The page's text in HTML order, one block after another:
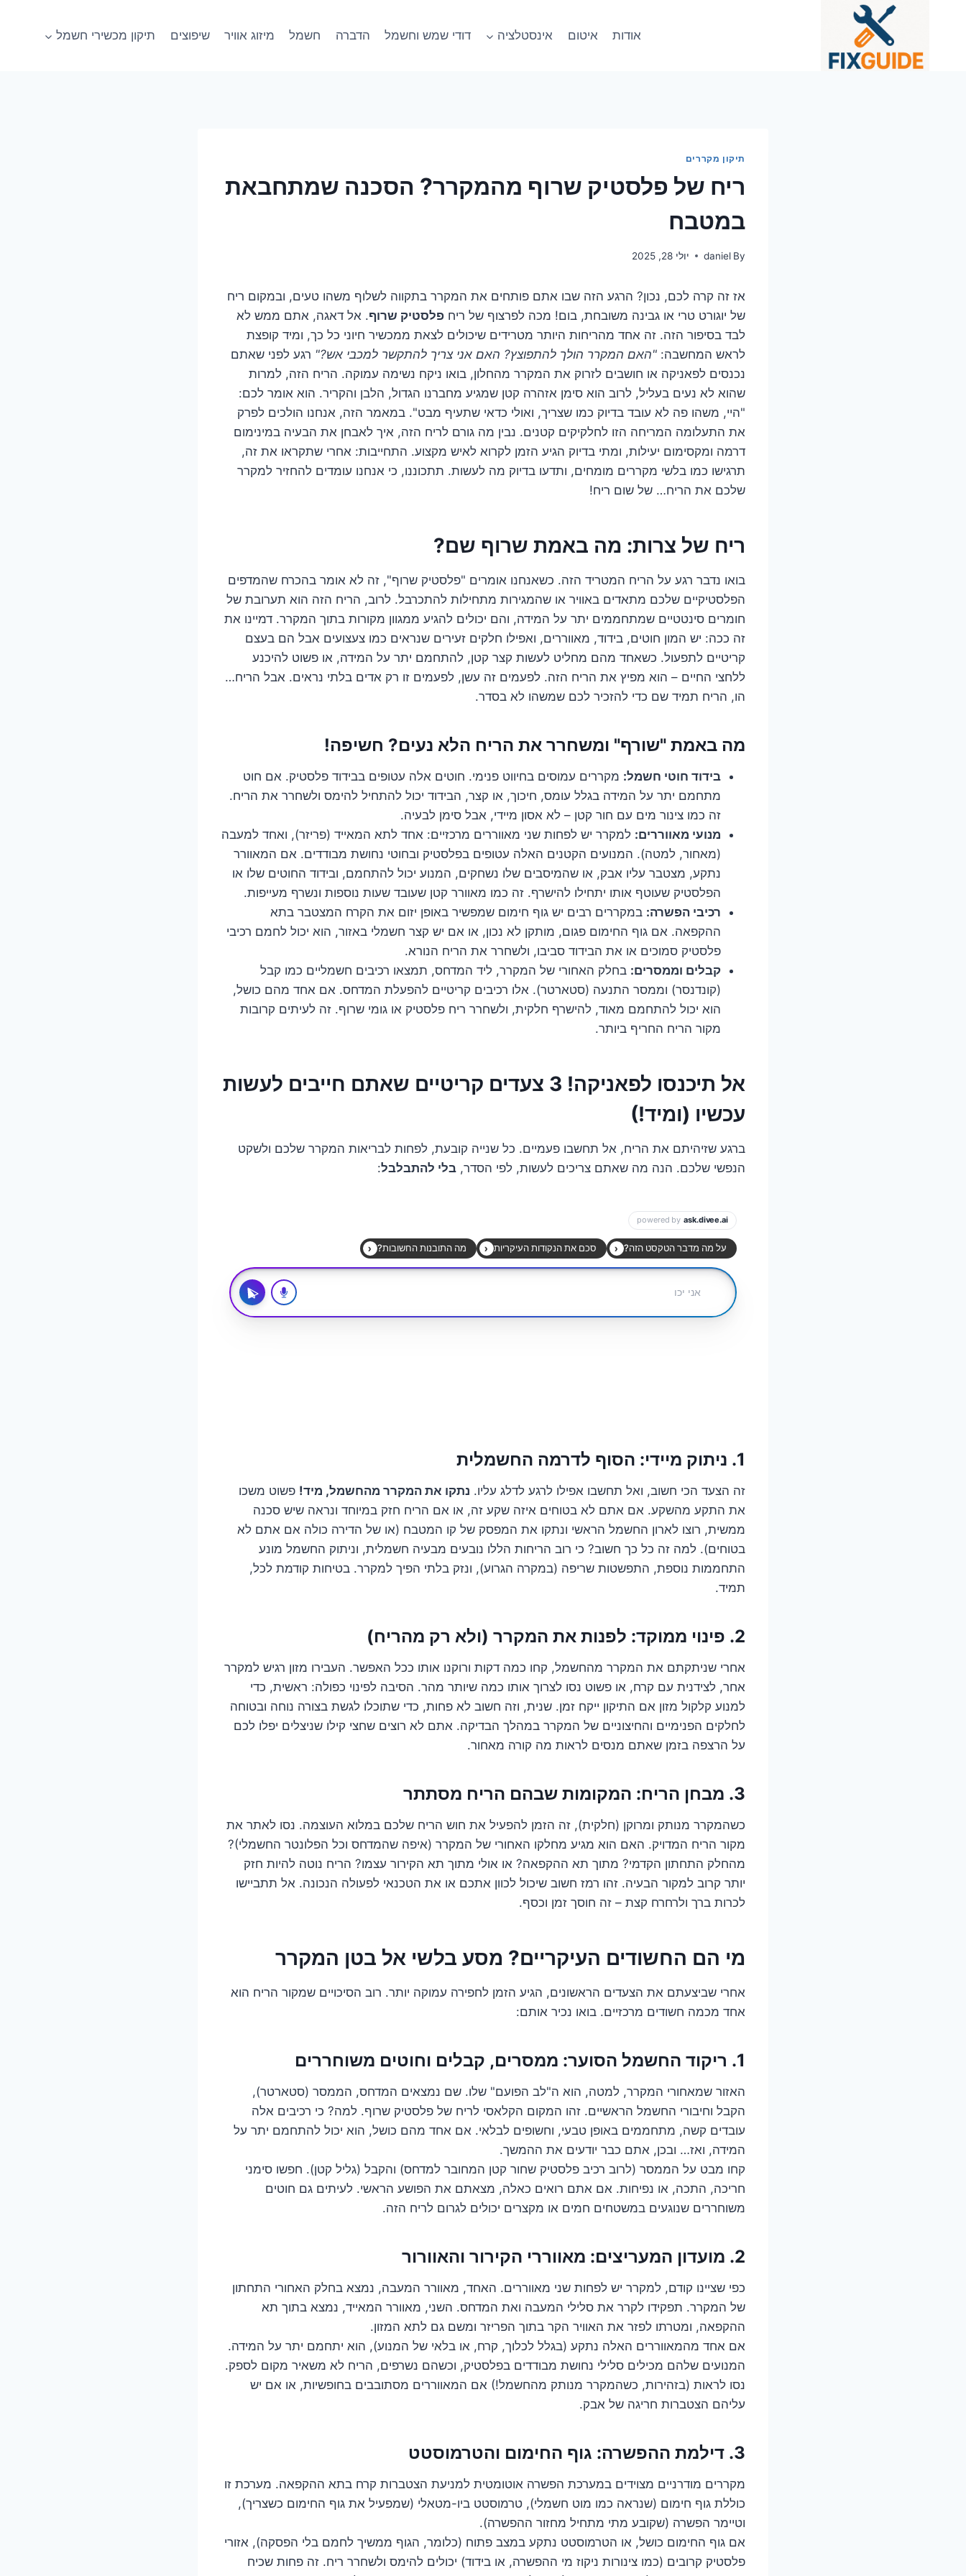
אודות איטום אינסטלציה דודי שמש וחשמל הדברה חשמל מיזוג אוויר שיפוצים תיקון מכשירי חשמל
תיקון מקררים
ריח של פלסטיק שרוף מהמקרר? הסכנה שמתחבאת
במטבח
By
daniel יולי 28, 2025
אז זה קרה לכם, נכון? הרגע הזה שבו אתם פותחים את המקרר בתקווה לשלוף משהו טעים, ובמקום ריח
של יוגורט טרי או גבינה משובחת, בום! מכה לפרצוף של ריח פלסטיק שרוף. אל דאגה, אתם ממש לא
לבד בסיפור הזה. זה אחד מהריחות היותר מטרידים שיכולים לצאת ממכשיר חיוני כל כך, ומיד קופצת
לראש המחשבה: "האם המקרר הולך להתפוצץ? האם אני צריך להתקשר למכבי אש?" רגע לפני שאתם
נכנסים לפאניקה או חושבים לזרוק את המקרר מהחלון, בואו ניקח נשימה עמוקה. הריח הזה, למרות
שהוא לא נעים בעליל, לרוב הוא סימן אזהרה קטן שמגיע מחברנו הגדול, הלבן והקריר. הוא אומר לכם:
"היי, משהו פה לא עובד בדיוק כמו שצריך, ואולי כדאי שתעיף מבט". במאמר הזה, אנחנו הולכים לפרק
את התעלומה המריחה הזו לחלקיקים קטנים. נבין מה גורם לריח הזה, איך לאבחן את הבעיה במינימום
דרמה ומקסימום יעילות, ומתי בדיוק הגיע הזמן לקרוא לאיש מקצוע. התחייבות: אחרי שתקראו את זה,
תרגישו כמו בלשי מקררים מומחים, ותדעו בדיוק מה לעשות. תתכוננו, כי אנחנו עומדים להחזיר למקרר
שלכם את הריח… של שום ריח!
ריח של צרות: מה באמת שרוף שם?
בואו נדבר רגע על הריח המטריד הזה. כשאנחנו אומרים "פלסטיק שרוף", זה לא אומר בהכרח שהמדפים
הפלסטיקיים שלכם מתאדים באוויר או שהמגירות מתחילות להתכרבל. לרוב, הריח הזה הוא תערובת של
חומרים סינטטיים שמתחממים יתר על המידה, והם יכולים להגיע ממגוון מקורות בתוך המקרר. דמיינו את
זה ככה: יש המון חוטים, בידוד, מאווררים, ואפילו חלקים זעירים שנראים כמו צעצועים אבל הם בעצם
קריטיים לתפעול. כשאחד מהם מחליט לעשות קצר קטן, להתחמם יתר על המידה, או פשוט להיכנע
ללחצי החיים – הוא מפיץ את הריח הזה. לפעמים זה עשן, לפעמים זו רק אדים בלתי נראים. אבל הריח…
הו, הריח תמיד שם כדי להזכיר לכם שמשהו לא בסדר.
מה באמת "שורף" ומשחרר את הריח הלא נעים? חשיפה!
בידוד חוטי חשמל: מקררים עמוסים בחיווט פנימי. חוטים אלה עטופים בבידוד פלסטיק. אם חוט
מתחמם יתר על המידה בגלל עומס, חיכוך, או קצר, הבידוד יכול להתחיל להימס ולשחרר את הריח.
זה כמו צינור מים עם חור קטן – לא אסון מיידי, אבל סימן לבעיה.
מנועי מאווררים: למקרר יש לפחות שני מאווררים מרכזיים: אחד לתא המאייד (פריזר), ואחד למעבה
(מאחור, למטה). המנועים הקטנים האלה עטופים בפלסטיק ובחוטי נחושת מבודדים. אם המאוורר
נתקע, מצטבר עליו אבק, או שהמיסבים שלו נשחקים, המנוע יכול להתחמם, ובידוד החוטים שלו או
הפלסטיק שעוטף אותו יתחילו להישרף. זה כמו מאוורר קטן שעובד שעות נוספות ונשרף מעייפות.
רכיבי הפשרה: במקררים רבים יש גוף חימום שמפשיר באופן יזום את הקרח המצטבר בתא
ההקפאה. אם גוף החימום פגום, מותקן לא נכון, או אם יש קצר חשמלי באזור, הוא יכול לחמם רכיבי
פלסטיק סמוכים או את הבידוד סביבו, ולשחרר את הריח הנורא.
קבלים וממסרים: בחלק האחורי של המקרר, ליד המדחס, תמצאו רכיבים חשמליים כמו קבל
(קונדנסר) וממסר התנעה (סטארטר). אלו רכיבים קריטיים להפעלת המדחס. אם אחד מהם כושל,
הוא יכול להתחמם מאוד, להישרף חלקית, ולשחרר ריח פלסטיק או גומי שרוף. זה לעיתים קרובות
מקור הריח החריף ביותר.
אל תיכנסו לפאניקה! 3 צעדים קריטיים שאתם חייבים לעשות
עכשיו (ומיד!)
ברגע שזיהיתם את הריח, אל תחשבו פעמיים. כל שנייה קובעת, לפחות לבריאות המקרר שלכם ולשקט
הנפשי שלכם. הנה מה שאתם צריכים לעשות, לפי הסדר, בלי להתבלבל:
1. ניתוק מיידי: הסוף לדרמה החשמלית
זה הצעד הכי חשוב, ואל תחשבו אפילו לרגע לדלג עליו. נתקו את המקרר מהחשמל, מיד! פשוט משכו
את התקע מהשקע. אם אתם לא בטוחים איזה שקע זה, או אם הריח חזק במיוחד ונראה שיש סכנה
ממשית, רוצו לארון החשמל הראשי ונתקו את המפסק של קו המטבח (או של הדירה כולה אם אתם לא
בטוחים). למה זה כל כך חשוב? כי רוב הריחות הללו נובעים מבעיה חשמלית, וניתוק החשמל מונע
התחממות נוספת, התפשטות שריפה (במקרה הגרוע), ונזק בלתי הפיך למקרר. בטיחות קודמת לכל,
תמיד.
2. פינוי ממוקד: לפנות את המקרר (ולא רק מהריח)
אחרי שניתקתם את המקרר מהחשמל, קחו כמה דקות ורוקנו אותו ככל האפשר. העבירו מזון רגיש למקרר
אחר, לצידנית עם קרח, או פשוט נסו לצרוך אותו כמה שיותר מהר. הסיבה לפינוי כפולה: ראשית, כדי
למנוע קלקול מזון אם התיקון ייקח זמן. שנית, וזה חשוב לא פחות, כדי שתוכלו לגשת בצורה נוחה ובטוחה
לחלקים הפנימיים והחיצוניים של המקרר במהלך הבדיקה. אתם לא רוצים שחצי קילו שניצלים יפלו לכם
על הרצפה בזמן שאתם מנסים לראות מה קורה מאחור.
3. מבחן הריח: המקומות שבהם הריח מסתתר
כשהמקרר מנותק ומרוקן (חלקית), זה הזמן להפעיל את חוש הריח שלכם במלוא העוצמה. נסו לאתר את
מקור הריח המדויק. האם הוא מגיע מחלקו האחורי של המקרר (איפה שהמדחס וכל הפלונטר החשמלי)?
מהחלק התחתון הקדמי? מתוך תא ההקפאה? או אולי מתוך תא הקירור עצמו? הריח נוטה להיות חזק
יותר קרוב למקור הבעיה. זהו רמז חשוב שיכול לכוון אתכם או את הטכנאי לפעולה הנכונה. אל תתביישו
לכרות ברך ולרחרח קצת – זה חוסך זמן וכסף.
מי הם החשודים העיקריים? מסע בלשי אל בטן המקרר
אחרי שביצעתם את הצעדים הראשונים, הגיע הזמן לחפירה עמוקה יותר. רוב הסיכויים שמקור הריח הוא
אחד מכמה חשודים מרכזיים. בואו נכיר אותם:
1. ריקוד החשמל הסוער: ממסרים, קבלים וחוטים משוחררים
האזור שמאחורי המקרר, למטה, הוא ה"לב הפועם" שלו. שם נמצאים המדחס, הממסר (סטארטר),
הקבל וחיבורי החשמל הראשיים. זהו המקום הקלאסי לריח של פלסטיק שרוף. למה? כי רכיבים אלה
עובדים קשה, מתחממים באופן טבעי, וחשופים לבלאי. אם אחד מהם כושל, הוא יכול להתחמם יתר על
המידה, ואז… ובכן, אתם כבר יודעים את ההמשך.
קחו מבט על הממסר (לרוב רכיב פלסטיק שחור קטן המחובר למדחס) והקבל (גליל קטן). חפשו סימני
חריכה, התכה, או נפיחות. אם אתם רואים כאלה, מצאתם את הפושע הראשי. לעיתים גם חוטים
משוחררים שנוגעים במשטחים חמים או מקצרים יכולים לגרום לריח הזה.
2. מועדון המעריצים: מאווררי הקירור והאוורור
כפי שציינו קודם, למקרר יש לפחות שני מאווררים. האחד, מאוורר המעבה, נמצא בחלק האחורי התחתון
של המקרר. תפקידו לקרר את סלילי המעבה ואת המדחס. השני, מאוורר המאייד, נמצא בתוך תא
ההקפאה, ומטרתו לפזר את האוויר הקר בתוך הפריזר ומשם גם לתא המזון.
אם אחד מהמאווררים האלה נתקע (בגלל לכלוך, קרח, או בלאי של המנוע), הוא יתחמם יתר על המידה.
המנועים שלהם מכילים סלילי נחושת מבודדים בפלסטיק, וכשהם נשרפים, הריח לא משאיר מקום לספק.
נסו לראות (בזהירות, כשהמקרר מנותק מהחשמל!) אם המאווררים מסתובבים בחופשיות, או אם יש
עליהם הצטברות חריגה של אבק.
3. דילמת ההפשרה: גוף החימום והטרמוסטט
מקררים מודרניים מצוידים במערכת הפשרה אוטומטית למניעת הצטברות קרח בתא ההקפאה. מערכת זו
כוללת גוף חימום (שנראה כמו מוט חשמלי), טרמוסטט ביו-מטאלי (שמפעיל את גוף החימום כשצריך),
וטיימר הפשרה (שקובע מתי מתחיל מחזור ההפשרה).
אם גוף החימום כושל, או הטרמוסטט נתקע במצב פתוח (כלומר, הגוף ממשיך לחמם בלי הפסקה), אזורי
פלסטיק קרובים (כמו צינורות ניקוז מי ההפשרה, או בידוד) יכולים להימס ולשחרר ריח. זה פחות שכיח